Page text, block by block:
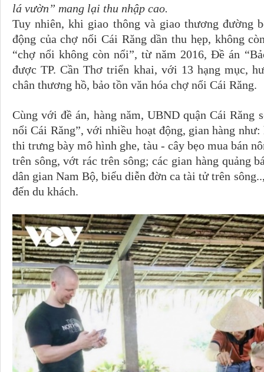
lá vườn” mang lại thu nhập cao.
Tuy nhiên, khi giao thông và giao thương đường
động của chợ nổi Cái Răng dần thu hẹp, không
“chợ nổi không còn nổi”, từ năm 2016, Ðề án
được TP. Cần Thơ triển khai, với 13 hạng mục,
chân thương hồ, bảo tồn văn hóa chợ nổi Cái Răng.
Cùng với đề án, hàng năm, UBND quận Cái
nổi Cái Răng”, với nhiều hoạt động, gian hàng
thi trưng bày mô hình ghe, tàu - cây bẹo mua bán
trên sông, vớt rác trên sông; các gian hàng quảng
dân gian Nam Bộ, biểu diễn đờn ca tài tử trên
đến du khách.